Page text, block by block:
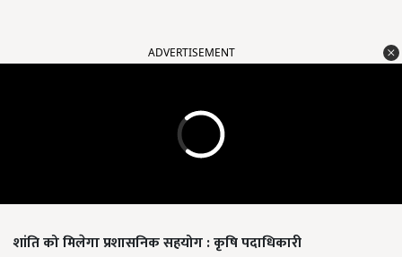
ADVERTISEMENT
शांति को मिलेगा प्रशासनिक सहयोग : कृषि पदाधिकारी